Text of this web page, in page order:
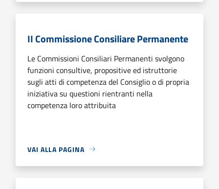
II Commissione Consiliare Permanente
Le Commissioni Consiliari Permanenti svolgono
funzioni consultive, propositive ed istruttorie
sugli atti di competenza del Consiglio o di propria
iniziativa su questioni rientranti nella
competenza loro attribuita
VAI ALLA PAGINA